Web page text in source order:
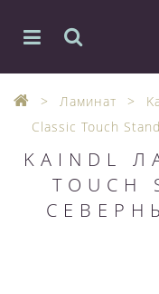
Ламинат
Classic Touch
KAINDL
TOUCH